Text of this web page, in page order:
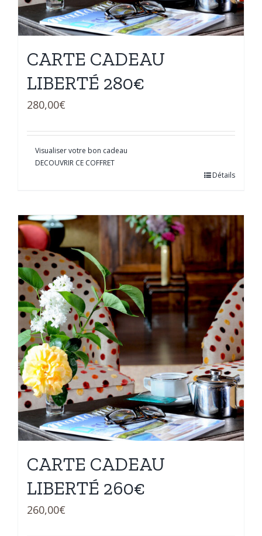
CARTE CADEAU
LIBERTÉ 280€
280,00€
Visualiser votre bon cadeau
DECOUVRIR CE COFFRET
Détails
CARTE CADEAU
LIBERTÉ 260€
260,00€